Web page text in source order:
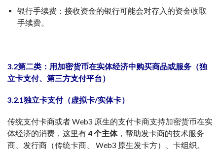
银行手续费：接收资金的银行可能会对存入的资金收取
手续费。
3.2第二类：用加密货币在实体经济中购买商品或服务（独
立卡支付、第三方支付平台）
3.2.1独立卡支付（虚拟卡/实体卡）
传统支付卡商或者 Web3 原生的支付卡商支持加密货币在实
体经济的消费，这里有4 个主体，帮助发卡商的技术服务
商、发行商（传统卡商、 Web3 原生发卡方）、卡组织。